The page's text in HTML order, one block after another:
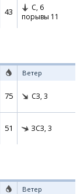
43 С, 6
порывы 11
Ветер
75 СЗ, 3
51 ЗСЗ, 3
Ветер